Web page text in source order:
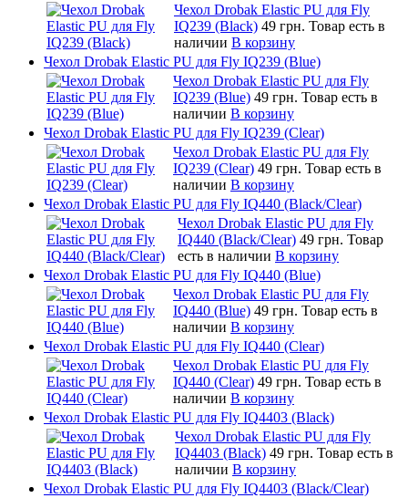
Чехол Drobak Elastic PU для Fly
IQ239 (Black) 49 грн. Товар есть в
наличии В корзину
Чехол Drobak Elastic PU для Fly IQ239 (Blue)
Чехол Drobak Elastic PU для Fly
IQ239 (Blue) 49 грн. Товар есть в
наличии В корзину
Чехол Drobak Elastic PU для Fly IQ239 (Clear)
Чехол Drobak Elastic PU для Fly
IQ239 (Clear) 49 грн. Товар есть в
наличии В корзину
Чехол Drobak Elastic PU для Fly IQ440 (Black/Clear)
Чехол Drobak Elastic PU для Fly
IQ440 (Black/Clear) 49 грн. Товар
есть в наличии В корзину
Чехол Drobak Elastic PU для Fly IQ440 (Blue)
Чехол Drobak Elastic PU для Fly
IQ440 (Blue) 49 грн. Товар есть в
наличии В корзину
Чехол Drobak Elastic PU для Fly IQ440 (Clear)
Чехол Drobak Elastic PU для Fly
IQ440 (Clear) 49 грн. Товар есть в
наличии В корзину
Чехол Drobak Elastic PU для Fly IQ4403 (Black)
Чехол Drobak Elastic PU для Fly
IQ4403 (Black) 49 грн. Товар есть в
наличии В корзину
Чехол Drobak Elastic PU для Fly IQ4403 (Black/Clear)